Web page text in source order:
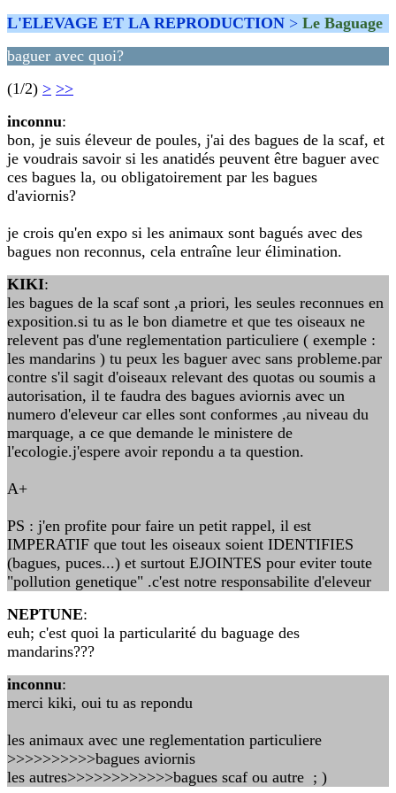
L'ELEVAGE ET LA REPRODUCTION > Le Baguage
baguer avec quoi?
(1/2) > >>
inconnu:
bon, je suis éleveur de poules, j'ai des bagues de la scaf, et
je voudrais savoir si les anatidés peuvent être baguer avec
ces bagues la, ou obligatoirement par les bagues
d'aviornis?
je crois qu'en expo si les animaux sont bagués avec des
bagues non reconnus, cela entraîne leur élimination.
KIKI:
les bagues de la scaf sont ,a priori, les seules reconnues en
exposition.si tu as le bon diametre et que tes oiseaux ne
relevent pas d'une reglementation particuliere ( exemple :
les mandarins ) tu peux les baguer avec sans probleme.par
contre s'il sagit d'oiseaux relevant des quotas ou soumis a
autorisation, il te faudra des bagues aviornis avec un
numero d'eleveur car elles sont conformes ,au niveau du
marquage, a ce que demande le ministere de
l'ecologie.j'espere avoir repondu a ta question.
A+
PS : j'en profite pour faire un petit rappel, il est
IMPERATIF que tout les oiseaux soient IDENTIFIES
(bagues, puces...) et surtout EJOINTES pour eviter toute
"pollution genetique" .c'est notre responsabilite d'eleveur
NEPTUNE:
euh; c'est quoi la particularité du baguage des
mandarins???
inconnu:
merci kiki, oui tu as repondu
les animaux avec une reglementation particuliere
>>>>>>>>>>bagues aviornis
les autres>>>>>>>>>>>>bagues scaf ou autre ; )